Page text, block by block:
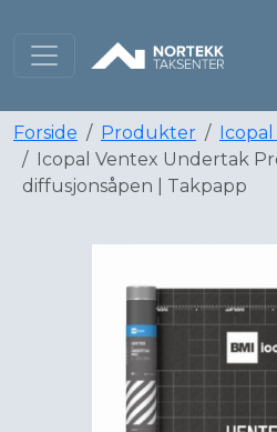
Forside Produkter
Icopal Ventex Undertak
diffusjonsåpen | Takpapp